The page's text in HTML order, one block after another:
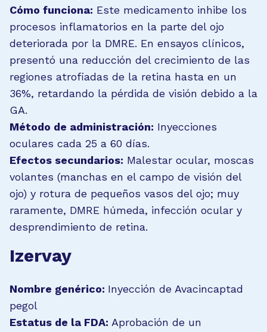
Cómo funciona: Este medicamento inhibe los
procesos inflamatorios en la parte del ojo
deteriorada por la DMRE. En ensayos clínicos,
presentó una reducción del crecimiento de las
regiones atrofiadas de la retina hasta en un
36%, retardando la pérdida de visión debido a la
GA.
Método de administración: Inyecciones
oculares cada 25 a 60 días.
Efectos secundarios: Malestar ocular, moscas
volantes (manchas en el campo de visión del
ojo) y rotura de pequeños vasos del ojo; muy
raramente, DMRE húmeda, infección ocular y
desprendimiento de retina.
Izervay
Nombre genérico: Inyección de Avacincaptad
pegol
Estatus de la FDA: Aprobación de un